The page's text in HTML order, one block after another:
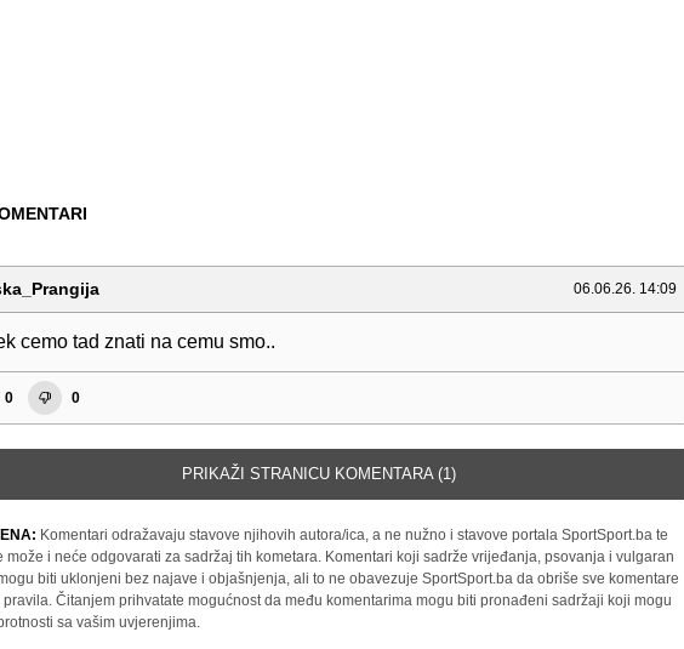
06.06.26. 14:09
cemo tad znati na cemu smo..
0 0
PRIKAŽI STRANICU KOMENTARA (1)
Komentari odražavaju stavove njihovih autora/ica, a ne nužno i stavove portala SportSport.ba te
može i neće odgovarati za sadržaj tih kometara. Komentari koji sadrže vrijeđanja, psovanja i vulgaran
biti uklonjeni bez najave i objašnjenja, ali to ne obavezuje SportSport.ba da obriše sve komentare
pravila. Čitanjem prihvatate mogućnost da među komentarima mogu biti pronađeni sadržaji koji mogu
sa vašim uvjerenjima.